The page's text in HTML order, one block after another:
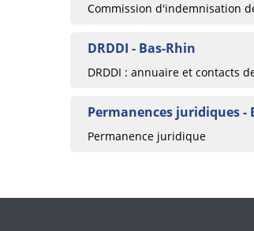
Commission d'indemnisation
DRDDI - Bas-Rhin
DRDDI : annuaire et contacts
Permanences juridiques -
Permanence juridique